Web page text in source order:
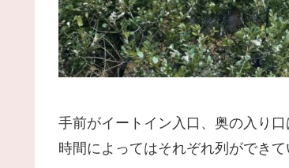
手前がイートイン入口、奥の入り
時間によってはそれぞれ列ができ